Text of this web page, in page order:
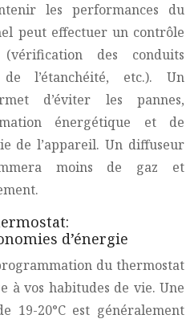
les performances du
peut effectuer un contrôle
des conduits
de l’étanchéité, etc.). Un
d’éviter les pannes,
énergétique et de
de l’appareil. Un diffuseur
moins de gaz et
d’énergie
du thermostat
à vos habitudes de vie. Une
19-20°C est généralement